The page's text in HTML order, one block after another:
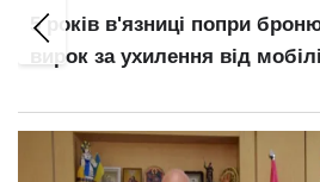
5 років в'язниці попри
вирок за ухилення від